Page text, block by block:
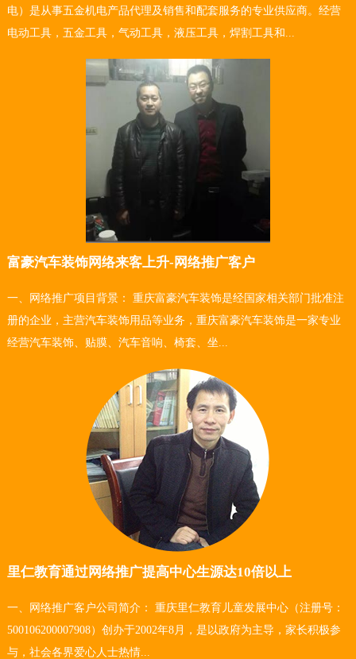
电）是从事五金机电产品代理及销售和配套服务的专业供应商。经营
电动工具，五金工具，气动工具，液压工具，焊割工具和...
富豪汽车装饰网络来客上升-网络推广客户
一、网络推广项目背景： 重庆富豪汽车装饰是经国家相关部门批准注
册的企业，主营汽车装饰用品等业务，重庆富豪汽车装饰是一家专业
经营汽车装饰、贴膜、汽车音响、椅套、坐...
里仁教育通过网络推广提高中心生源达10倍以上
一、网络推广客户公司简介： 重庆里仁教育儿童发展中心（注册号：
500106200007908）创办于2002年8月，是以政府为主导，家长积极参
与，社会各界爱心人士热情...